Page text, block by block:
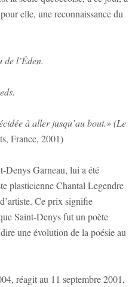
elle, une reconnaissance du
de l’Éden.
à aller jusqu’au bout.» (Le
France, 2001)
Denys Garneau, lui a été
plasticienne Chantal Legendre
Ce prix signifie
Saint-Denys fut un poète
une évolution de la poésie au
réagit au 11 septembre 2001,